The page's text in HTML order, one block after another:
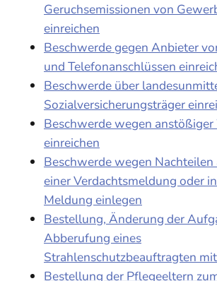
Geruchsemissionen von
einreichen
Beschwerde gegen Anbieter
und Telefonanschlüssen
Beschwerde über
Sozialversicherungsträger
Beschwerde wegen
einreichen
Beschwerde wegen
einer Verdachtsmeldung oder
Meldung einlegen
Bestellung, Änderung der
Abberufung eines
Strahlenschutzbeauftragten
Bestellung der Pflegeeltern